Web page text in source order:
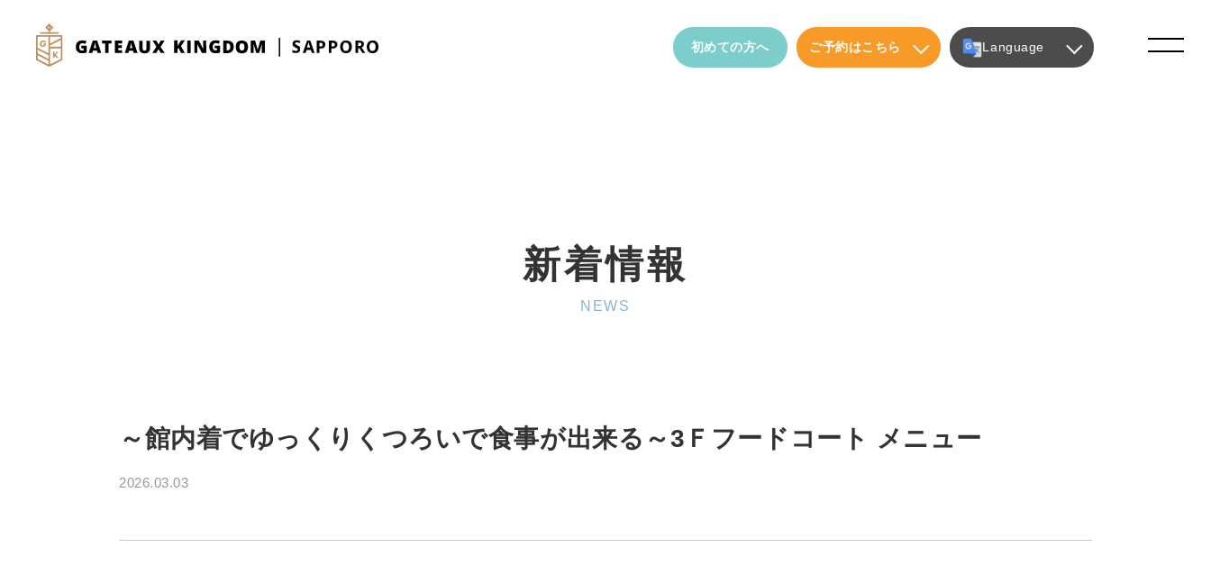
Language
初めての方へ ご予約はこちら
新着情報
NEWS
～館内着でゆっくりくつろいで食事が出来る～3Ｆフードコート メニュー
2026.03.03